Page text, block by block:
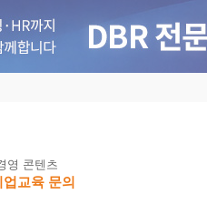
영 콘텐츠
교육 문의